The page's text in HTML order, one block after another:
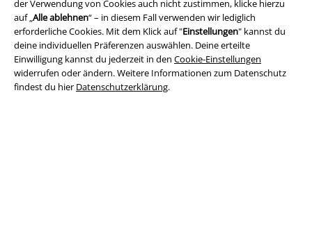
der Verwendung von Cookies auch nicht zustimmen, klicke hierzu
auf „Alle ablehnen“ – in diesem Fall verwenden wir lediglich
erforderliche Cookies. Mit dem Klick auf "Einstellungen" kannst du
deine individuellen Präferenzen auswählen. Deine erteilte
Einwilligung kannst du jederzeit in den Cookie-Einstellungen
widerrufen oder ändern. Weitere Informationen zum Datenschutz
findest du hier Datenschutzerklärung.
durch Anklicken des Abmeldelinks widerrufen.
Hierkann ich mich vom Newsletter wieder abmelden.
Anmelden
*4 Wochen gültig. Nur online einlösbar. Nicht mit anderen Aktionen